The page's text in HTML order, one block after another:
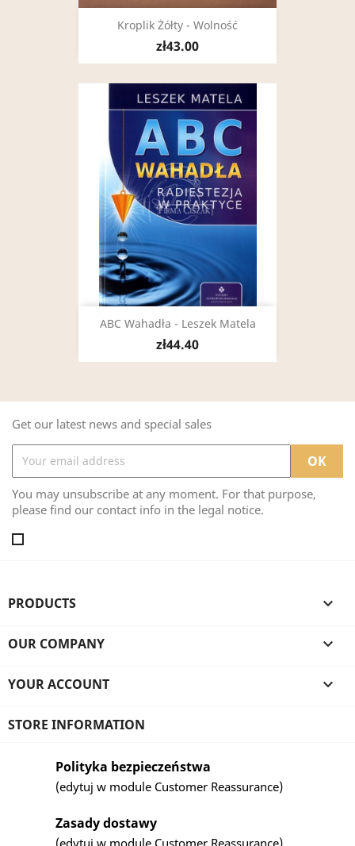
Kroplik Żółty - Wolność
zł43.00
ABC Wahadła - Leszek Matela
zł44.40
Get our latest news and special sales
You may unsubscribe at any moment. For that purpose,
please find our contact info in the legal notice.
PRODUCTS 
OUR COMPANY 
YOUR ACCOUNT 
STORE INFORMATION
Polityka bezpieczeństwa
(edytuj w module Customer Reassurance)
Zasady dostawy
(edytuj w module Customer Reassurance)